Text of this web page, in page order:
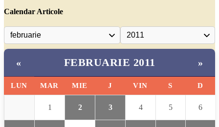
Calendar Articole
« FEBRUARIE 2011 »
LUN MAR MIE J VIN S D
1 2 3 4 5 6